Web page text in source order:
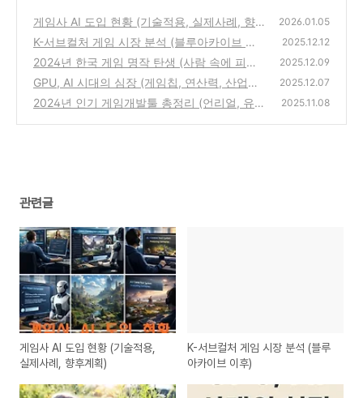
게임사 AI 도입 현황 (기술적용, 실제사례, 향
후계획)
(1)
2026.01.05
K-서브컬처 게임 시장 분석 (블루아카이브 이
후)
(0)
2025.12.12
2024년 한국 게임 명작 탄생 (사람 속에 피는
꽃, 연출, 서사)
(0)
2025.12.09
GPU, AI 시대의 심장 (게임칩, 연산력, 산업확
장)
(0)
2025.12.07
2024년 인기 게임개발툴 총정리 (언리얼, 유
2025.11.08
관련글
게임사 AI 도입 현황 (기술적용,
실제사례, 향후계획)
K-서브컬처 게임 시장 분석 (블루
아카이브 이후)